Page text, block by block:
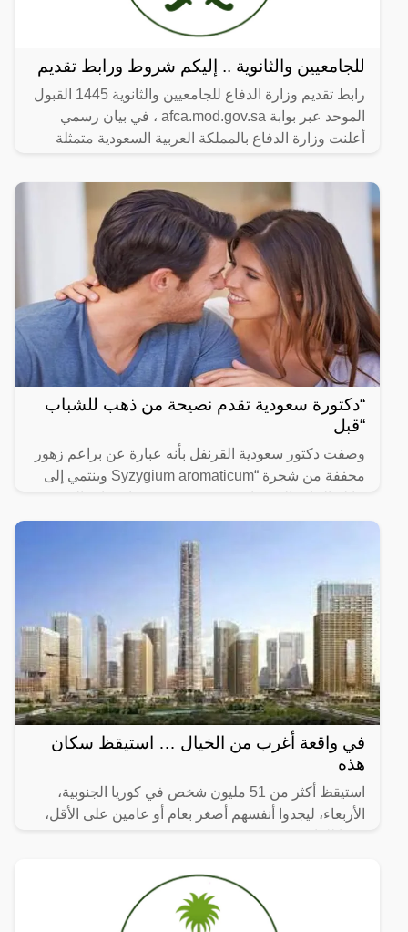
للجامعيين والثانوية .. إليكم شروط ورابط تقديم
رابط تقديم وزارة الدفاع للجامعيين والثانوية 1445 القبول
الموحد عبر بوابة afca.mod.gov.sa ، في بيان رسمي
أعلنت وزارة الدفاع بالمملكة العربية السعودية متمثلة
“دكتورة سعودية تقدم نصيحة من ذهب للشباب
“قبل
وصفت دكتور سعودية القرنفل بأنه عبارة عن براعم زهور
مجففة من شجرة “Syzygium aromaticum وينتمي إلى
ينمو في
في واقعة أغرب من الخيال … استيقظ سكان
هذه
استيقظ أكثر من 51 مليون شخص في كوريا الجنوبية،
الأربعاء، ليجدوا أنفسهم أصغر بعام أو عامين على الأقل،